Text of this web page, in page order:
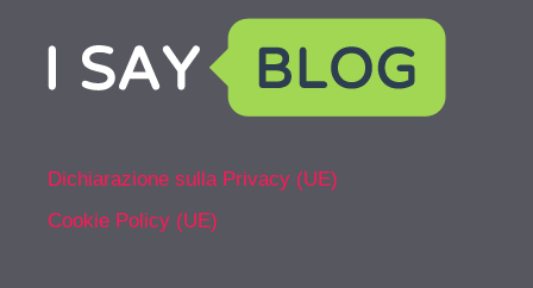
Dichiarazione sulla Privacy (UE)
Cookie Policy (UE)